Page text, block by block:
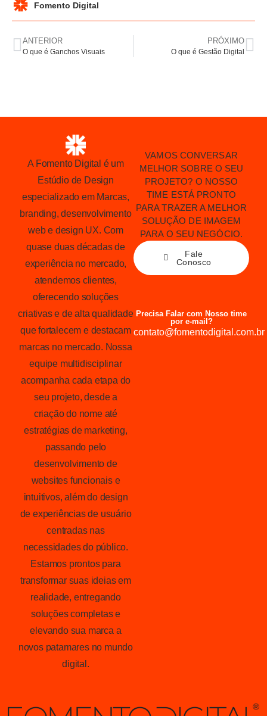
Fomento Digital
ANTERIOR
O que é Ganchos Visuais
PRÓXIMO
O que é Gestão Digital
A Fomento Digital é um
Estúdio de Design
especializado em Marcas,
branding, desenvolvimento
web e design UX. Com
quase duas décadas de
experiência no mercado,
atendemos clientes,
oferecendo soluções
criativas e de alta qualidade
que fortalecem e destacam
marcas no mercado. Nossa
equipe multidisciplinar
acompanha cada etapa do
seu projeto, desde a
criação do nome até
estratégias de marketing,
passando pelo
desenvolvimento de
websites funcionais e
intuitivos, além do design
de experiências de usuário
centradas nas
necessidades do público.
Estamos prontos para
transformar suas ideias em
realidade, entregando
soluções completas e
elevando sua marca a
novos patamares no mundo
digital.
VAMOS CONVERSAR
MELHOR SOBRE O SEU
PROJETO? O NOSSO
TIME ESTÁ PRONTO
PARA TRAZER A MELHOR
SOLUÇÃO DE IMAGEM
PARA O SEU NEGÓCIO.
Fale
Conosco
Precisa Falar com Nosso time
por e-mail?
contato@fomentodigital.com.br